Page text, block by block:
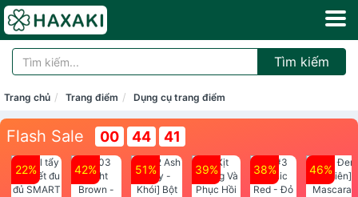
Tìm kiếm
Trang chủ Trang điểm Dụng cụ trang điểm
Flash Sale 00 44 41
22% 42% 51% 39% 38% 46%